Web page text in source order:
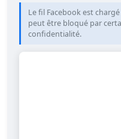
Le fil Facebook est
peut être bloqué par
confidentialité.